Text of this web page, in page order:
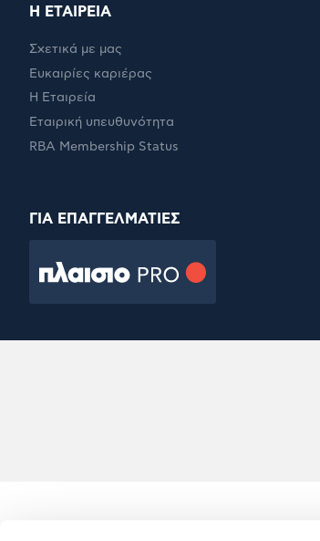
Η ΕΤΑΙΡΕΙΑ
Σχετικά με μας
Ευκαιρίες καριέρας
Η Εταιρεία
Εταιρική υπευθυνότητα
RBA Membership Status
ΓΙΑ ΕΠΑΓΓΕΛΜΑΤΙΕΣ